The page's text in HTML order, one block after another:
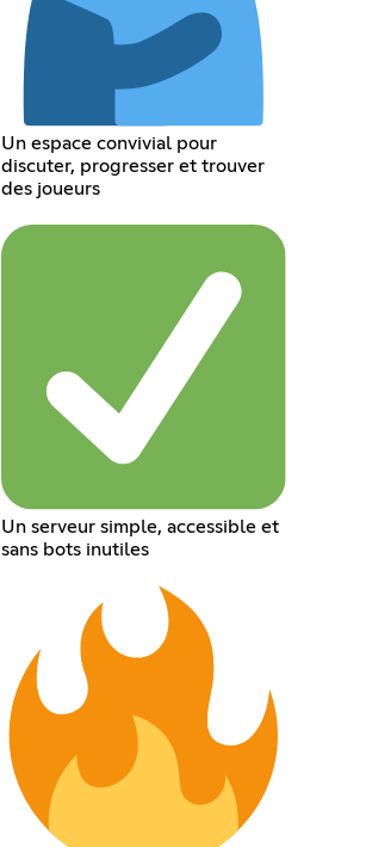
Un espace convivial pour
discuter, progresser et trouver
des joueurs
Un serveur simple, accessible et
sans bots inutiles